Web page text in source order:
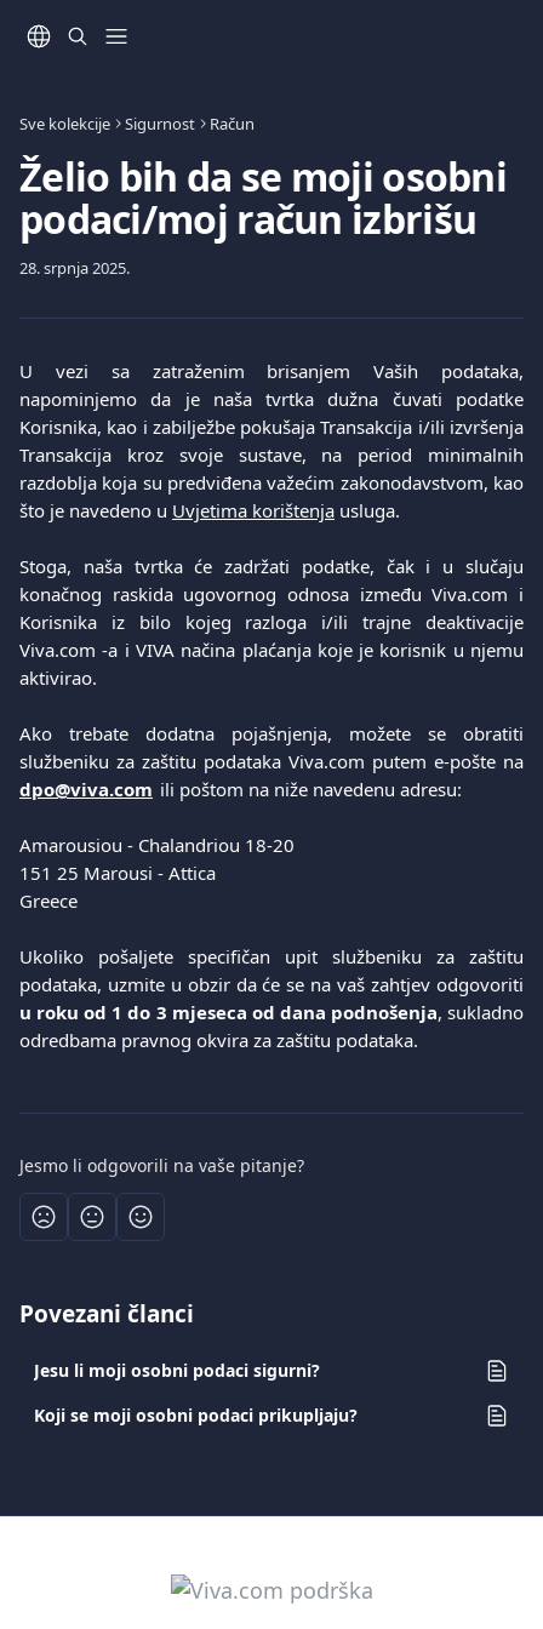
Sve kolekcije Sigurnost Račun
Želio bih da se moji osobni
podaci/moj račun izbrišu
28. srpnja 2025.
U vezi sa zatraženim brisanjem Vaših podataka,
napominjemo da je naša tvrtka dužna čuvati podatke
Korisnika, kao i zabilježbe pokušaja Transakcija i/ili izvršenja
Transakcija kroz svoje sustave, na period minimalnih
razdoblja koja su predviđena važećim zakonodavstvom, kao
što je navedeno u Uvjetima korištenja usluga.
Stoga, naša tvrtka će zadržati podatke, čak i u slučaju
konačnog raskida ugovornog odnosa između Viva.com i
Korisnika iz bilo kojeg razloga i/ili trajne deaktivacije
Viva.com -a i VIVA načina plaćanja koje je korisnik u njemu
aktivirao.
Ako trebate dodatna pojašnjenja, možete se obratiti
službeniku za zaštitu podataka Viva.com putem e-pošte na
dpo@viva.com ili poštom na niže navedenu adresu:
Amarousiou - Chalandriou 18-20
151 25 Marousi - Attica
Greece
Ukoliko pošaljete specifičan upit službeniku za zaštitu
podataka, uzmite u obzir da će se na vaš zahtjev odgovoriti
u roku od 1 do 3 mjeseca od dana podnošenja, sukladno
odredbama pravnog okvira za zaštitu podataka.
Jesmo li odgovorili na vaše pitanje?
Povezani članci
Jesu li moji osobni podaci sigurni?
Koji se moji osobni podaci prikupljaju?